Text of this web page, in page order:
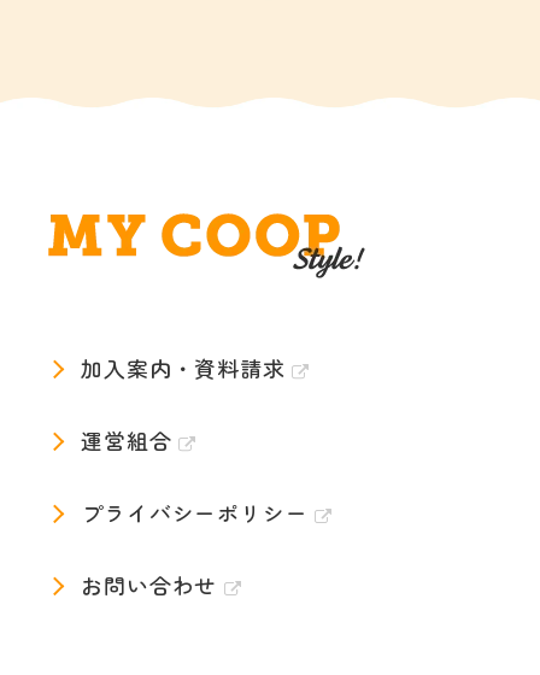
加入案内・資料請求
運営組合
プライバシーポリシー
お問い合わせ